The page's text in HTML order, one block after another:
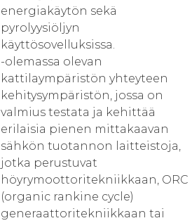
energiakäytön sekä
pyrolyysiöljyn
käyttösovelluksissa.
-olemassa olevan
kattilaympäristön yhteyteen
kehitysympäristön, jossa on
valmius testata ja kehittää
erilaisia pienen mittakaavan
sähkön tuotannon laitteistoja,
jotka perustuvat
höyrymoottoritekniikkaan, ORC
(organic rankine cycle)
generaattoritekniikkaan tai